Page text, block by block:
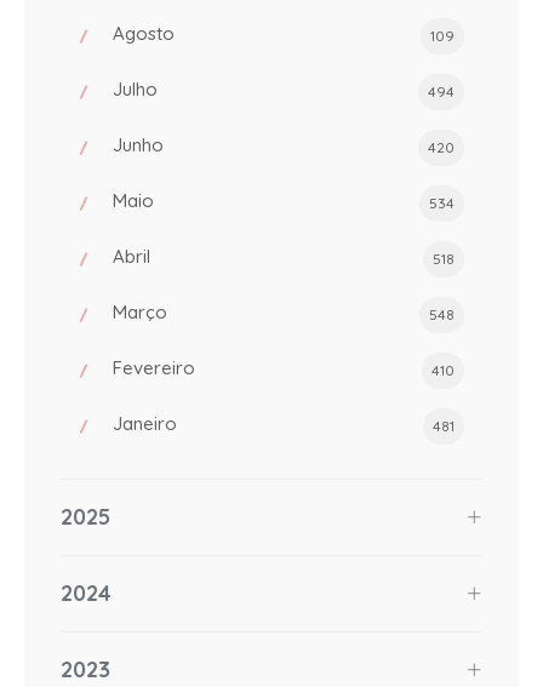
Agosto 109
Julho 494
Junho 420
Maio 534
Abril 518
Março 548
Fevereiro 410
Janeiro 481
2025
2024
2023